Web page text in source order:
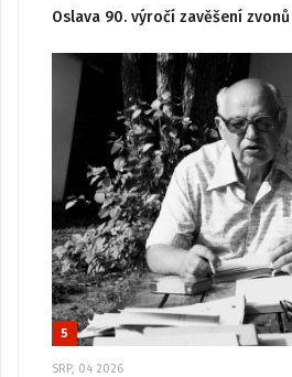
Oslava 90. výročí zavěšení
5
SRP, 04 2026